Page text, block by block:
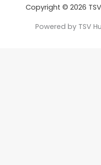
Copyright © 2026
Powered by TSV